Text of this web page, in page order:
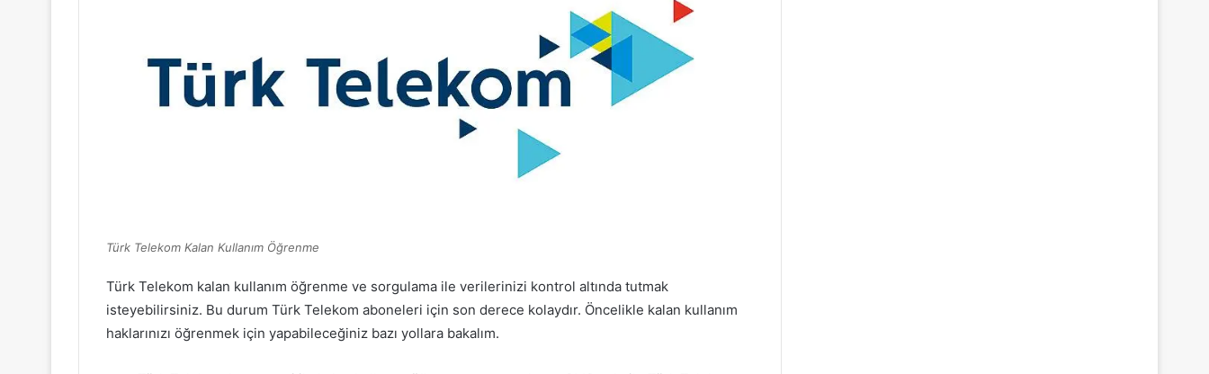
Türk Telekom Kalan Kullanım Öğrenme
Türk Telekom kalan kullanım öğrenme ve sorgulama ile verilerinizi kontrol altında tutmak
isteyebilirsiniz. Bu durum Türk Telekom aboneleri için son derece kolaydır. Öncelikle kalan kullanım
haklarınızı öğrenmek için yapabileceğiniz bazı yollara bakalım.